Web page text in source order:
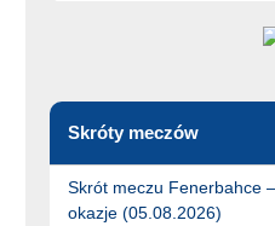
Skróty meczów
Skrót meczu Fenerbahce
okazje (05.08.2026)